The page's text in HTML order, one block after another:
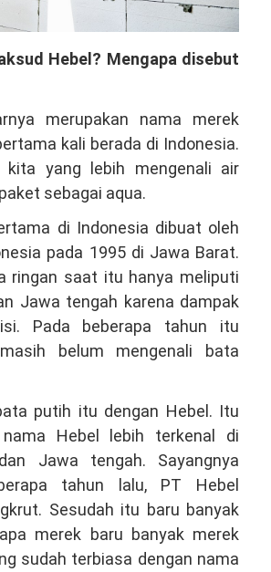
Hebel? Mengapa disebut
merupakan nama merek
kali berada di Indonesia.
kita yang lebih mengenali air
sebagai aqua.
di Indonesia dibuat oleh
pada 1995 di Jawa Barat.
ringan saat itu hanya meliputi
Jawa tengah karena dampak
Pada beberapa tahun itu
belum mengenali bata
putih itu dengan Hebel. Itu
nama Hebel lebih terkenal di
Jawa tengah. Sayangnya
tahun lalu, PT Hebel
Sesudah itu baru banyak
merek baru banyak merek
sudah terbiasa dengan nama